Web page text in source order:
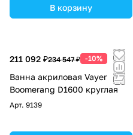
В корзину
211 092 ₽234 547 ₽ -10%
Ванна акриловая Vayer
Boomerang D1600 круглая
Арт. 9139